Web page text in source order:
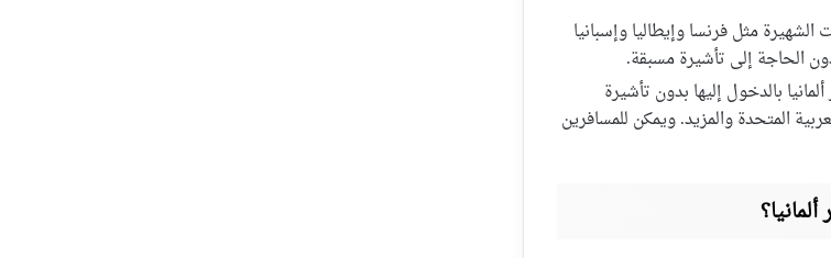
الشهيرة مثل فرنسا وإيطاليا وإسبانيا
الحاجة إلى تأشيرة مسبقة.
بالدخول إليها بدون تأشيرة
المتحدة والمزيد. ويمكن للمسافرين